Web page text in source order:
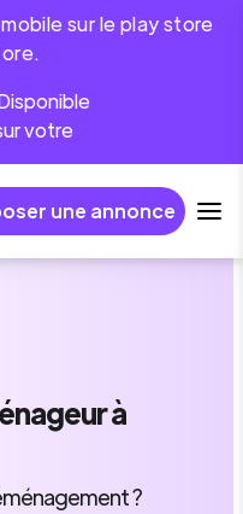
sur le play store
une annonce
à
?